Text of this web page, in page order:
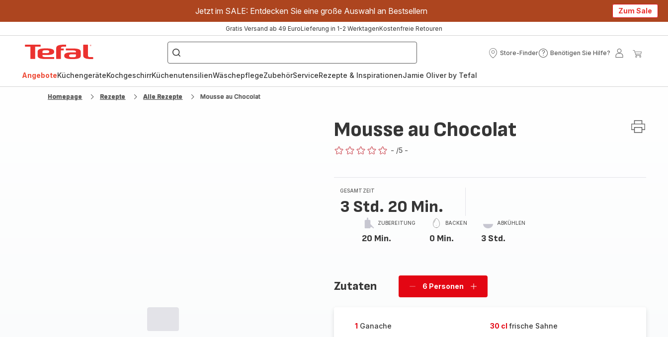
Jetzt im SALE: Entdecken Sie eine große Auswahl an Bestsellern Zum Sale
Gratis Versand ab 49 EuroLieferung in 1-2 WerktagenKostenfreie Retouren
["OptiGrill","Easy
Fry","Pfanne"]
Store-Finder
Store-
Benötigen Sie Hilfe?
Benötigen
Mein
AngeboteKüchengeräteKochgeschirrKüchenutensilienWäschepflegeZubehörServiceRezepte & InspirationenJamie Oliver by Tefal
Homepage Rezepte Alle Rezepte Mousse au Chocolat
Mousse au Chocolat
- /5 -
GESAMTZEIT
3 Std. 20 Min.
ZUBEREITUNG
20 Min.
BACKEN
0 Min.
ABKÜHLEN
3 Std.
Zutaten
Personen
6 Personen
Personen
1 Ganache 30 cl frische Sahne